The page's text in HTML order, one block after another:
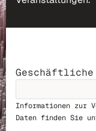
Informationen zur
Daten finden Sie